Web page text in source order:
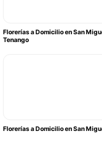
Florerías a Domicilio en San
Tenango
Florerías a Domicilio en San